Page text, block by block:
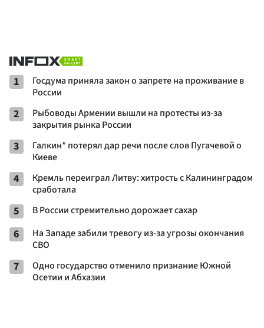
1
Госдума приняла закон о запрете на проживание в
России
2
Рыбоводы Армении вышли на протесты из-за
закрытия рынка России
3
Галкин* потерял дар речи после слов Пугачевой о
Киеве
4
Кремль переиграл Литву: хитрость с Калининградом
сработала
5 В России стремительно дорожает сахар
6
На Западе забили тревогу из-за угрозы окончания
СВО
7
Одно государство отменило признание Южной
Осетии и Абхазии